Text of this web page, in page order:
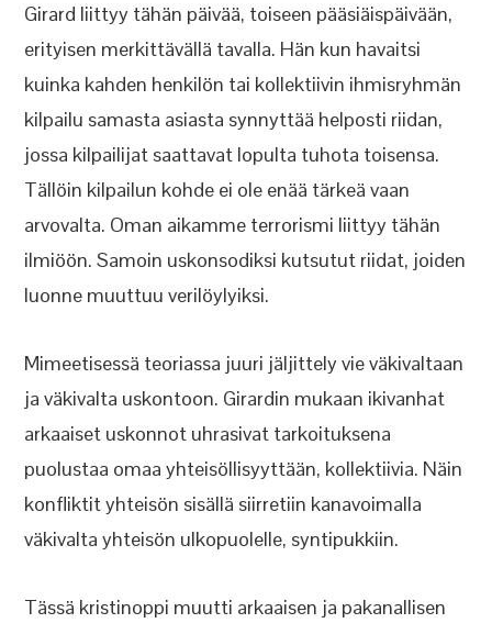
Girard liittyy tähän päivää, toiseen pääsiäispäivään,
erityisen merkittävällä tavalla. Hän kun havaitsi
kuinka kahden henkilön tai kollektiivin ihmisryhmän
kilpailu samasta asiasta synnyttää helposti riidan,
jossa kilpailijat saattavat lopulta tuhota toisensa.
Tällöin kilpailun kohde ei ole enää tärkeä vaan
arvovalta. Oman aikamme terrorismi liittyy tähän
ilmiöön. Samoin uskonsodiksi kutsutut riidat, joiden
luonne muuttuu verilöylyiksi.
Mimeetisessä teoriassa juuri jäljittely vie väkivaltaan
ja väkivalta uskontoon. Girardin mukaan ikivanhat
arkaaiset uskonnot uhrasivat tarkoituksena
puolustaa omaa yhteisöllisyyttään, kollektiivia. Näin
konfliktit yhteisön sisällä siirretiin kanavoimalla
väkivalta yhteisön ulkopuolelle, syntipukkiin.
Tässä kristinoppi muutti arkaaisen ja pakanallisen